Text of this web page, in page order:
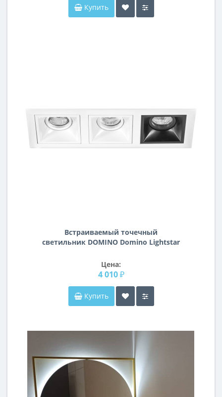
Купить
Встраиваемый точечный
светильник DOMINO Domino Lightstar
Цена:
4 010 ₽
Купить